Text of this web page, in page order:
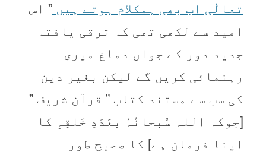
تعالٰی اب بھی ہمکلام ہوتے ہیں” اس
امید سے لکھی تھی کہ ترقی یافتہ
جدید دور کے جواں دماغ میری
رہنمائی کریں گے لیکن بغیر دین
کی سب سے مستند کتاب ” قرآن شریف ”
[جوکہ اللہ سُبحانُہُ بعَدَدِ خَلقِہِ کا
اپنا فرمان ہے] کا صحیح طور